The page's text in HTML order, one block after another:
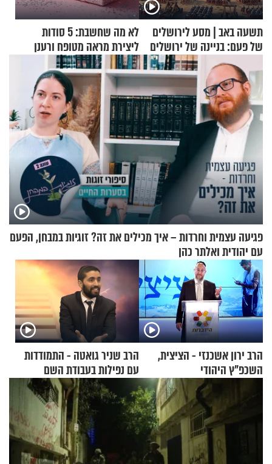
תשעה באב | מסע לירושלים
של פעם: בניינה של ירושלים
לא מה שחשבת: 5 סודות
ליצירת מראה מטופח ורענן
פגיעה עצמית וחרדות – איך מכילים את זה? זוגיות במבחן, הפעם
עם יהודית ואלתר כהן
הרב ירון אשכנזי - הציצית,
השכפ"ץ היהודי
הרב שניר גואטה - התמודדות
עם נפילות בעבודת השם